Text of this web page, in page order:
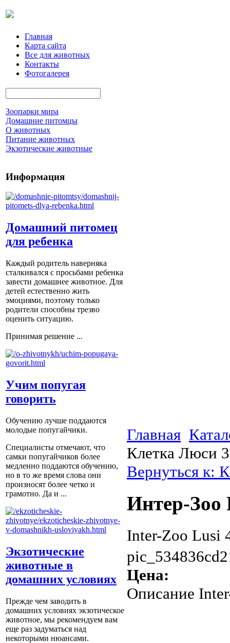
Главная
Карта сайта
Все для животных
Контакты
Фотогалерея
Зоопарки мира
Домашние питомцы
О животных
Питание животных
Экзотические животные
Информация
Домашний питомец
для ребенка
Каждый родитель наверняка
сталкивался с просьбами ребенка
завести домашнее животное. Для
детей естественно жить
эмоциями, поэтому только
родители способны трезво
оценить ситуацию.
Принимая решение ...
Учим попугая
говорить
Обучению лучше поддаются
молодые попугайчики.
Специалисты отмечают, что
самки попугайчиков более
медленно поддаются обучению,
но в то же время слова они
произносят более четко и
грамотно. Да и ...
Экзотические
животные в
домашних условиях
Прежде чем заводить в
домашних условиях экзотическое
животное, мы рекомендуем вам
еще раз задуматься над
некоторыми нюансами.
Главная
Клетка Люси
Вернуться к:
Интер-Зоо
Inter-Zoo Lusi
Цена:
Описание